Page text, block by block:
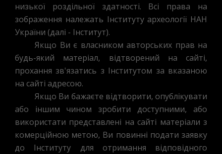
низької роздільної здатності. Всі права на
зображення належать Інституту археології НАН
України (далі - Інститут).
Якщо Ви є власником авторських прав на
будь-який матеріал, відтворений на сайті,
прохання зв'язатись з Інститутом за вказаною
на сайті адресою.
Якщо Ви бажаєте відтворити, опублікувати
або іншим чином зробити доступними, або
використати представлені на сайті матеріали з
комерційною метою, Ви повинні подати заявку
до Інституту для отримання відповідного